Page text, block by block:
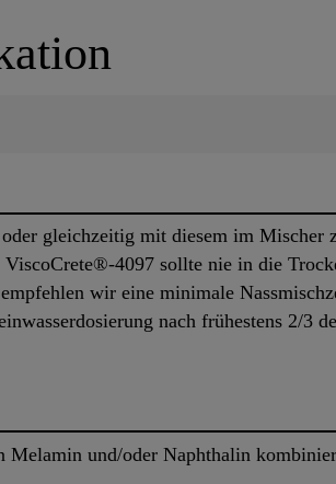
gleichzeitig mit diesem im Mischer
4097 sollte nie in die
wir eine minimale
nach frühestens 2/3
Melamin und/oder Naphthalin